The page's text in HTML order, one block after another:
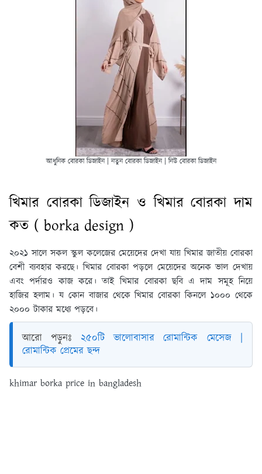
আধুনিক বোরকা ডিজাইন | নতুন বোরকা ডিজাইন | নিউ বোরকা ডিজাইন
খিমার বোরকা ডিজাইন ও খিমার বোরকা দাম
কত ( borka design )
২০২১ সালে সকল স্কুল কলেজের মেয়েদের দেখা যায় খিমার জাতীয় বোরকা
বেশী ব্যবহার করছে। খিমার বোরকা পড়লে মেয়েদের অনেক ভাল দেখায়
এবং পর্দারও কাজ করে। তাই খিমার বোরকা ছবি এ দাম সমূহ নিয়ে
হাজির হলাম। য কোন বাজার থেকে খিমার বোরকা কিনলে ১০০০ থেকে
২০০০ টাকার মধ্যে পড়বে।
আরো পড়ুনঃ ২৫০টি ভালোবাসার রোমান্টিক মেসেজ |
রোমান্টিক প্রেমের ছন্দ
khimar borka price in bangladesh